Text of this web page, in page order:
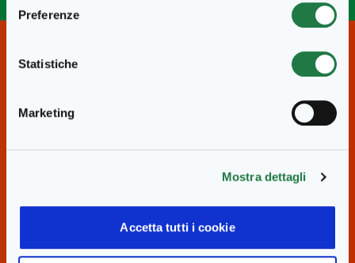
Preferenze
Statistiche
Marketing
Mostra dettagli
Accetta tutti i cookie
Altre ricette simili